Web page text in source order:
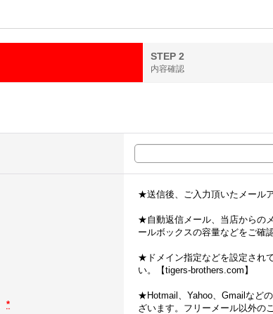
STEP 2
内容確認
*
★送信後、ご入力頂いたメール
★自動返信メール、当店からの
ールボックスの容量などをご確
★ドメイン指定などを設定され
い。【tigers-brothers.com】
★Hotmail、Yahoo、Gmailなど
ざいます。フリーメール以外の